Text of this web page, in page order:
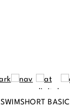
SWIMSHORT BASIC